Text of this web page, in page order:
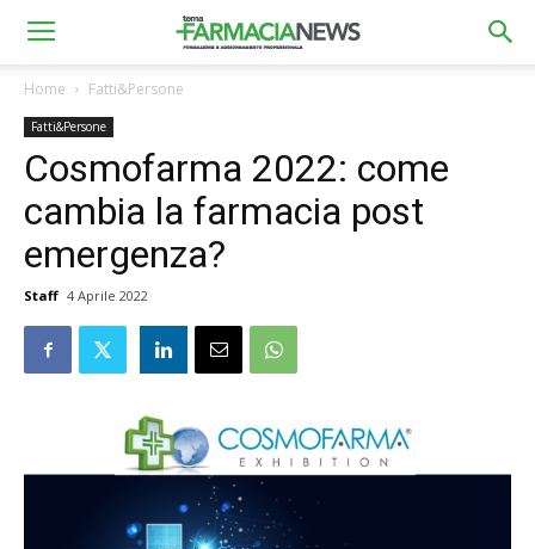
Home Fatti&Persone
Fatti&Persone
Cosmofarma 2022: come
cambia la farmacia post
emergenza?
Staff 4 Aprile 2022